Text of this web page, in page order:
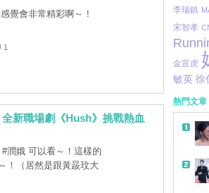
覺會非常精彩啊～！
1
新職場劇《Hush》挑戰熱血
潤娥 可以看～！這樣的
！（居然是跟黃晸玟大
李瑞鎮
宋智孝
金宣虎
敏英 徐
熱門文章